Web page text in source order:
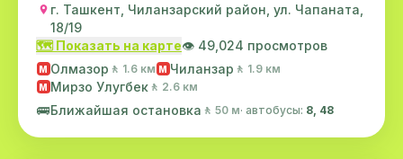
г. Ташкент, Чиланзарский район, ул. Чапаната,
18/19
🗺️ Показать на карте👁️ 49,024 просмотров
M Олмазор 🚶 1.6 км M Чиланзар 🚶 1.9 км
M Мирзо Улугбек 🚶 2.6 км
🚌Ближайшая остановка 🚶 50 м· автобусы: 8, 48